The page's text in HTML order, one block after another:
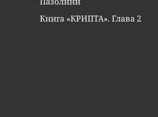
Книга «КРИПТА». Глава 2